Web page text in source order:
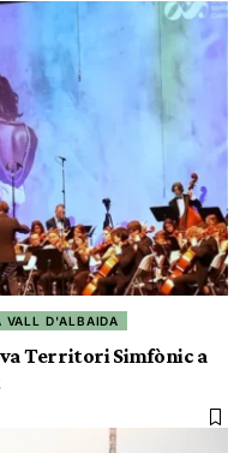
VALL D'ALBAIDA
Territori Simfònic a